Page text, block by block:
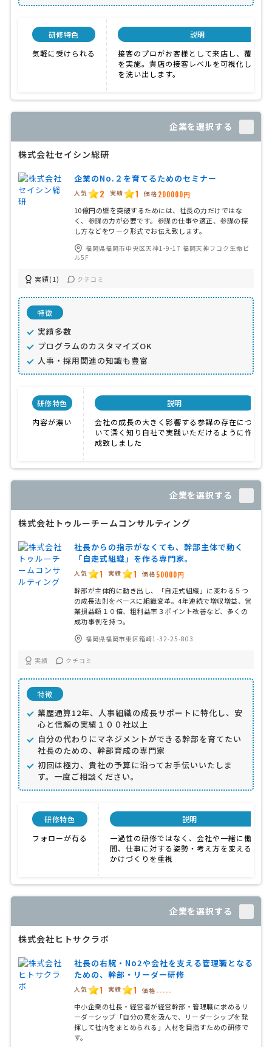
研修特色
気軽に受けられる
説明
接客のプロがお客様として来店し、覆面調
を実施。貴店の接客レベルを可視化し、課
を洗い出します。
企業を選択する
株式会社セイシン総研
企業のNo.２を育てるためのセミナー
人気 2 実績 1 価格 200000円
10億円の壁を突破するためには、社長の力だけではな
く、参謀の力が必要です。参謀の仕事や適正、参謀の探
し方などをワーク形式でお伝え致します。
福岡県福岡市中央区天神1-9-17 福岡天神フコク生命ビ
ル5F
実績(1) クチコミ
特徴
実績多数
プログラムのカスタマイズOK
人事・採用関連の知識も豊富
研修特色
内容が濃い
説明
会社の成長の大きく影響する参謀の存在につ
いて深く知り自社で実践いただけるように作
成致しました
企業を選択する
株式会社トゥルーチームコンサルティング
社長からの指示がなくても、幹部主体で動く
「自走式組織」を作る専門家。
人気 1 実績 1 価格 50000円
幹部が主体的に動き出し、「自走式組織」に変わる５つ
の成長法則をベースに組織変革。4年連続で増収増益、営
業損益額１０倍、粗利益率３ポイント改善など、多くの
成功事例を持つ。
福岡県福岡市東区箱崎1-32-25-803
実績 クチコミ
特徴
業歴通算12年、人事組織の成長サポートに特化し、安
心と信頼の実績１００社以上
自分の代わりにマネジメントができる幹部を育てたい
社長のための、幹部育成の専門家
初回は極力、貴社の予算に沿ってお手伝いいたしま
す。一度ご相談ください。
研修特色
フォローが有る
説明
一過性の研修ではなく、会社や一緒に働く仲
間、仕事に対する姿勢・考え方を変えるきっ
かけづくりを重視
企業を選択する
株式会社ヒトサクラボ
社長の右腕・No2や会社を支える管理職となる
ための、幹部・リーダー研修
人気 1 実績 1 価格 -----
中小企業の社長・経営者が経営幹部・管理職に求めるリ
ーダーシップ「自分の意を汲んで、リーダーシップを発
揮して社内をまとめられる」人材を目指すための研修で
す。